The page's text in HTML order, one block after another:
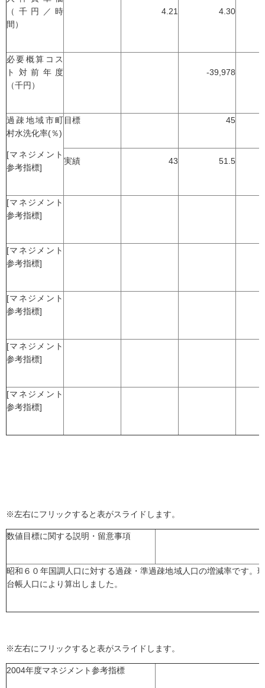
（千円／時
間）
4.21 4.30
必要概算コス
ト対前年度
（千円）
-39,978
過疎地域市町
村水洗化率(％)
[マネジメント
参考指標]
目標 45
実績 43 51.5
[マネジメント
参考指標]
[マネジメント
参考指標]
[マネジメント
参考指標]
[マネジメント
参考指標]
[マネジメント
参考指標]
※左右にフリックすると表がスライドします。
数値目標に関する説明・留意事項
昭和６０年国調人口に対する過疎・準過疎地域人口の増減率です。
台帳人口により算出しました。
※左右にフリックすると表がスライドします。
2004年度マネジメント参考指標